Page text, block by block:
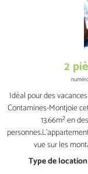
2
Idéal pour des
Contamines-Montjoie
13.66m² en
vue sur les
Type de